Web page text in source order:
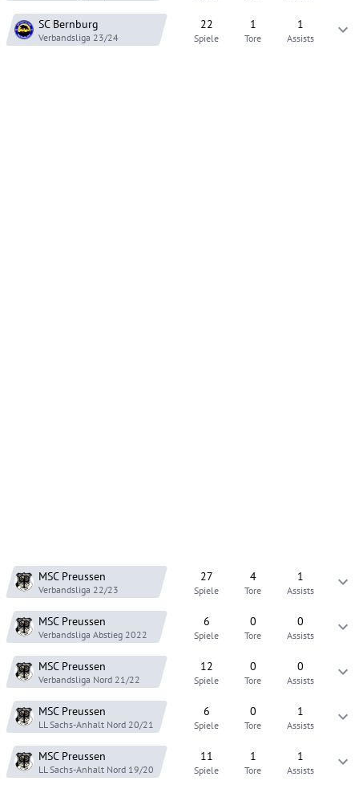
SC Bernburg
Verbandsliga 23/24
22
Spiele
1
Tore
1
Assists
MSC Preussen
Verbandsliga 22/23
27
Spiele
4
Tore
1
Assists
MSC Preussen
Verbandsliga Abstieg 2022
6
Spiele
0
Tore
0
Assists
MSC Preussen
Verbandsliga Nord 21/22
12
Spiele
0
Tore
0
Assists
MSC Preussen
LL Sachs-Anhalt Nord 20/21
6
Spiele
0
Tore
1
Assists
MSC Preussen
LL Sachs-Anhalt Nord 19/20
11
Spiele
1
Tore
1
Assists